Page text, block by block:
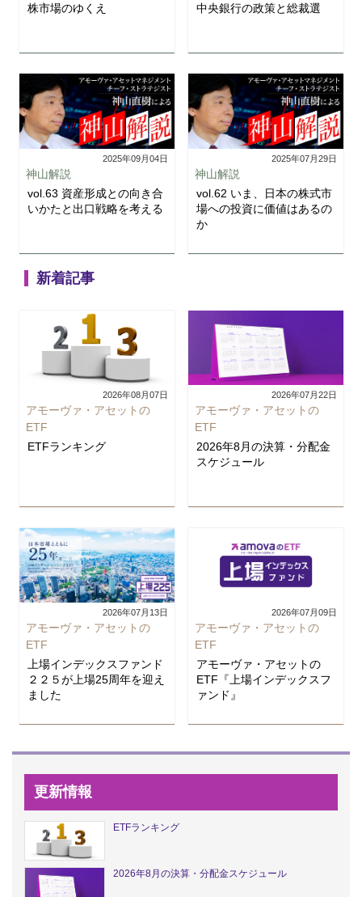
株市場のゆくえ
中央銀行の政策と総裁選
2025年09月04日
神山解説
vol.63 資産形成との向き合
いかたと出口戦略を考える
2025年07月29日
神山解説
vol.62 いま、日本の株式市
場への投資に価値はあるの
か
新着記事
2026年08月07日
アモーヴァ・アセットの
ETF
ETFランキング
2026年07月22日
アモーヴァ・アセットの
ETF
2026年8月の決算・分配金
スケジュール
2026年07月13日
アモーヴァ・アセットの
ETF
上場インデックスファンド
２２５が上場25周年を迎え
ました
2026年07月09日
アモーヴァ・アセットの
ETF
アモーヴァ・アセットの
ETF『上場インデックスフ
ァンド』
更新情報
ETFランキング
2026年8月の決算・分配金スケジュール